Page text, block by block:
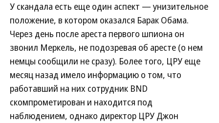
У скандала есть еще один аспект — унизительное
положение, в котором оказался Барак Обама.
Через день после ареста первого шпиона он
звонил Меркель, не подозревая об аресте (о нем
немцы сообщили не сразу). Более того, ЦРУ еще
месяц назад имело информацию о том, что
работавший на них сотрудник BND
скомпрометирован и находится под
наблюдением, однако директор ЦРУ Джон